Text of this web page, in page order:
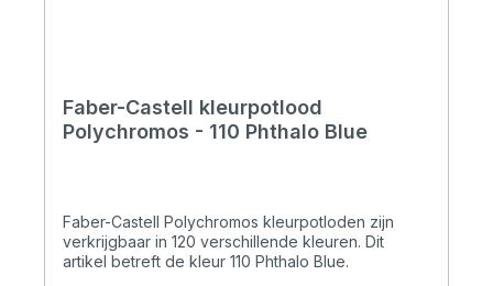
Faber-Castell kleurpotlood
Polychromos - 110 Phthalo Blue
Faber-Castell Polychromos kleurpotloden zijn
verkrijgbaar in 120 verschillende kleuren. Dit
artikel betreft de kleur 110 Phthalo Blue.